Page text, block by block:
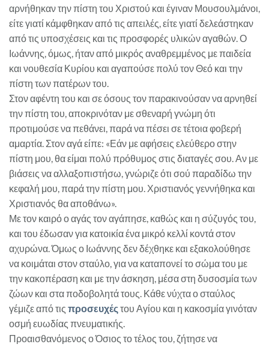
αρνήθηκαν την πίστη του Χριστού και έγιναν Μουσουλμάνοι,
είτε γιατί κάμφθηκαν από τις απειλές, είτε γιατί δελεάστηκαν
από τις υποσχέσεις και τις προσφορές υλικών αγαθών. Ο
Ιωάννης, όμως, ήταν από μικρός αναθρεμμένος με παιδεία
και νουθεσία Κυρίου και αγαπούσε πολύ τον Θεό και την
πίστη των πατέρων του.
Στον αφέντη του και σε όσους τον παρακινούσαν να αρνηθεί
την πίστη του, αποκρινόταν με σθεναρή γνώμη ότι
προτιμούσε να πεθάνει, παρά να πέσει σε τέτοια φοβερή
αμαρτία. Στον αγά είπε: «Εάν με αφήσεις ελεύθερο στην
πίστη μου, θα είμαι πολύ πρόθυμος στις διαταγές σου. Αν με
βιάσεις να αλλαξοπιστήσω, γνώριζε ότι σού παραδίδω την
κεφαλή μου, παρά την πίστη μου. Χριστιανός γεννήθηκα και
Χριστιανός θα αποθάνω».
Με τον καιρό ο αγάς τον αγάπησε, καθώς και η σύζυγός του,
και του έδωσαν για κατοικία ένα μικρό κελλί κοντά στον
αχυρώνα. Όμως ο Ιωάννης δεν δέχθηκε και εξακολούθησε
να κοιμάται στον σταύλο, για να καταπονεί το σώμα του με
την κακοπέραση και με την άσκηση, μέσα στη δυσοσμία των
ζώων και στα ποδοβολητά τους. Κάθε νύχτα ο σταύλος
γέμιζε από τις προσευχέςτου Αγίου και η κακοσμία γινόταν
οσμή ευωδίας πνευματικής.
Προαισθανόμενος ο Όσιος το τέλος του, ζήτησε να